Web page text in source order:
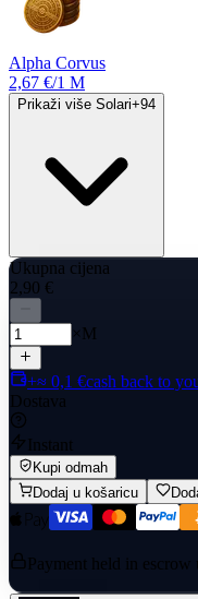
Alpha Corvus
2,67 €/1 M
Prikaži više Solari+94
Ukupna cijena
2,90 €
×M
+≈ 0,1 €cash back to
Dostava
Instant
Kupi odmah
Dodaj u košaricu
Payment held in